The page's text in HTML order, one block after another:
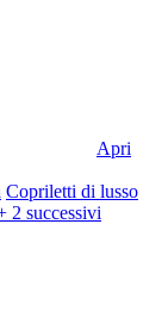
Apri
Copriletti di lusso
2 successivi